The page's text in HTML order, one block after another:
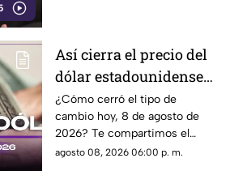
disposiciones podrían
utilizarse para sancionar a
medios y periodistas críticos,
además de abrir la puerta a
que el poder determine qué
contenidos son información,
opinión o motivo de sanción.
Así cierra el precio del
dólar estadounidense
HOY, sábado 8 de
agosto de 2026, en
Cancún
¿Cómo cerró el tipo de
cambio hoy, 8 de agosto de
2026? Te compartimos el
precio del dólar al cierre de
agosto 08, 2026 06:00 p. m.